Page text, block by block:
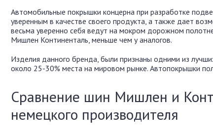
Автомобильные покрышки концерна при разработке
уверенным в качестве своего продукта, а также дает
весьма уверенно себя ведут на мокром дорожном
Мишлен Континенталь, меньше чем у аналогов.
Изделия данного бренда, были признаны одними из
около 25-30% места на мировом рынке. Автопокрышки
Сравнение шин Мишлен и
немецкого производителя